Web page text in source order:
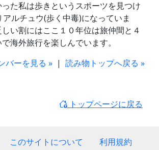
た私は歩きというスポーツを見つけ
ルチュウ(歩く中毒)になっていま
い割にはここ１０年位は旅仲間と４
海外旅行を楽しんでいます。
バーを見る » | 読み物トップへ戻る »
トップページに戻る
このサイトについて
利用規約